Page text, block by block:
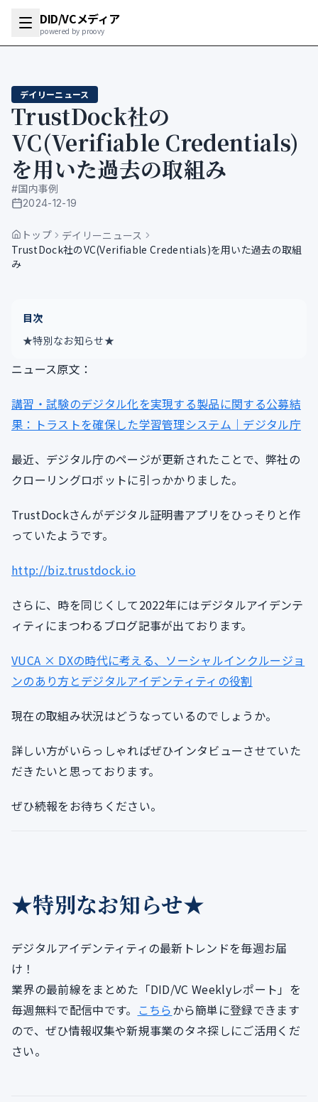
DID/VCメディア
powered by proovy
デイリーニュース
TrustDock社の
VC(Verifiable Credentials)
を用いた過去の取組み
#国内事例
公開日
2024-12-19
トップ
デイリーニュース
TrustDock社のVC(Verifiable Credentials)を用いた過去の取組
み
目次
★特別なお知らせ★
ニュース原文：
講習・試験のデジタル化を実現する製品に関する公募結
果：トラストを確保した学習管理システム｜デジタル庁
最近、デジタル庁のページが更新されたことで、弊社の
クローリングロボットに引っかかりました。
TrustDockさんがデジタル証明書アプリをひっそりと作
っていたようです。
http://biz.trustdock.io
さらに、時を同じくして2022年にはデジタルアイデンテ
ィティにまつわるブログ記事が出ております。
VUCA × DXの時代に考える、ソーシャルインクルージョ
ンのあり方とデジタルアイデンティティの役割
現在の取組み状況はどうなっているのでしょうか。
詳しい方がいらっしゃればぜひインタビューさせていた
だきたいと思っております。
ぜひ続報をお待ちください。
★特別なお知らせ★
デジタルアイデンティティの最新トレンドを毎週お届
け！
業界の最前線をまとめた「DID/VC Weeklyレポート」を
毎週無料で配信中です。 こちらから簡単に登録できます
ので、ぜひ情報収集や新規事業のタネ探しにご活用くだ
さい。